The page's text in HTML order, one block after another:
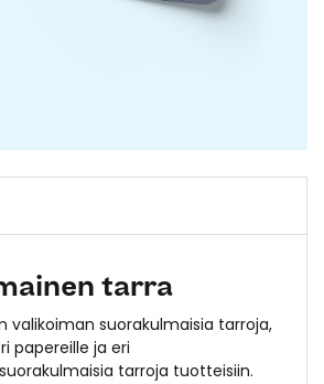
tarra
valikoiman suorakulmaisia tarroja,
papereille ja eri
tarroja tuotteisiin.